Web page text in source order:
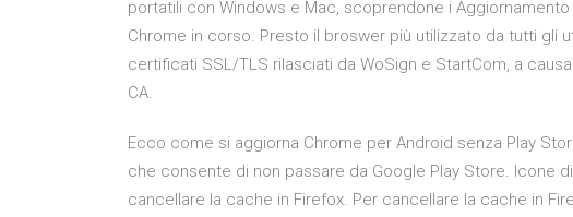
portatili con Windows e Mac, scoprendone i
Chrome in corso. Presto il broswer più utilizzato da tutti gli
certificati SSL/TLS rilasciati da WoSign e StartCom, a
CA.
Ecco come si aggiorna Chrome per Android senza Play
che consente di non passare da Google Play Store. Icone
cancellare la cache in Firefox. Per cancellare la cache in